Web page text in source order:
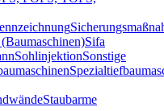
Sifa
SohlinjektionSonstige
Staubarme